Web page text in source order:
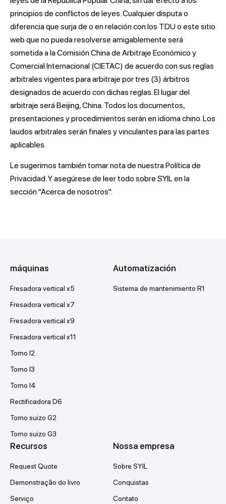
principios de conflictos de leyes. Cualquier disputa o
diferencia que surja de o en relación con los TDU o este sitio
web que no pueda resolverse amigablemente será
sometida a la Comisión China de Arbitraje Económico y
Comercial Internacional (CIETAC) de acuerdo con sus reglas
arbitrales vigentes para arbitraje por tres (3) árbitros
designados de acuerdo con dichas reglas. El lugar del
arbitraje será Beijing, China. Todos los documentos,
presentaciones y procedimientos serán en idioma chino. Los
laudos arbitrales serán finales y vinculantes para las partes
aplicables.
Le sugerimos también tomar nota de nuestra Política de
Privacidad. Y asegúrese de leer todo sobre SYIL en la
sección "Acerca de nosotros".
máquinas
Fresadora vertical x5
Fresadora vertical x7
Fresadora vertical x9
Fresadora vertical x11
Torno l2
Torno l3
Torno l4
Rectificadora D6
Torno suizo G2
Torno suizo G3
Automatización
Sistema de mantenimiento R1
Recursos
Request Quote
Demonstração do livro
Serviço
Nossa empresa
Sobre SYIL
Conquistas
Contato